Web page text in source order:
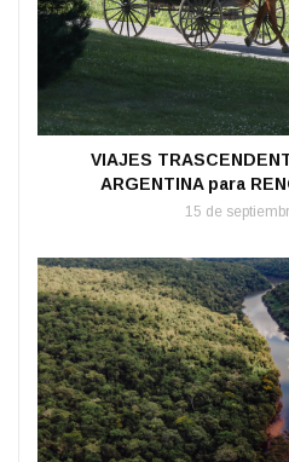
VIAJES
ARGENTINA para
15 de